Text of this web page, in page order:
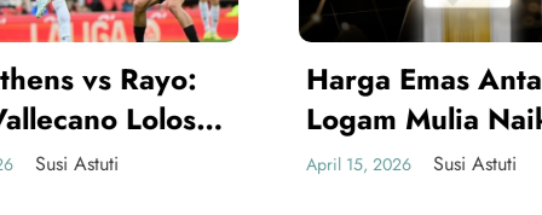
Emas Antam
Mulia Naik, Kini
per
15, 2026
Sinopsis
Cinta
Monika
April 14, 2026